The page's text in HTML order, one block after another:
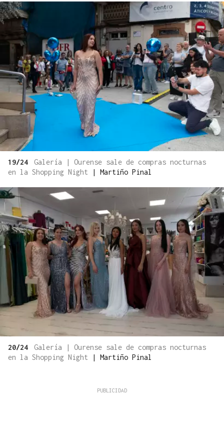
19/24
Galería | Ourense sale de compras nocturnas
en la Shopping Night
| Martiño Pinal
20/24
Galería | Ourense sale de compras nocturnas
en la Shopping Night
| Martiño Pinal